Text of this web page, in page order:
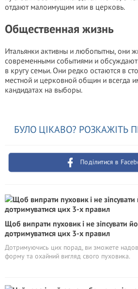
отдают малоимущим или в церковь.
Общественная жизнь
Итальянки активны и любопытны, они
современными событиями и
в кругу семьи. Они редко остаются в
местной и церковной общин и всегда
кандидатах на выборы.
БУЛО ЦІКАВО? РОЗКАЖІТЬ
Поділитися в
Щоб випрати пуховик і не зіпсувати
дотримуватися цих 3-х правил
Дотримуючись цих порад, ви зможете
форму та охайний вигляд свого пуховика.